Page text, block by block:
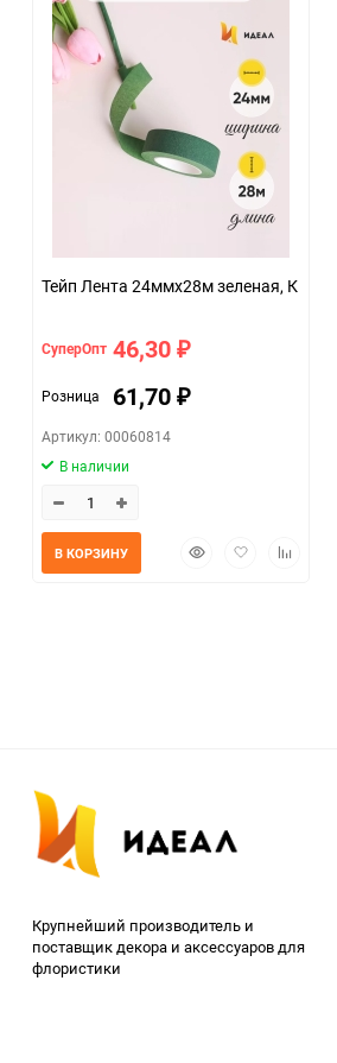
Единица измерения
Тейп Лента 24ммx28м зеленая, К
СуперОпт 46,30 ₽
Розница 61,70 ₽
Артикул: 00060814
В наличии
БыстрыйДобавитьДобавить
В КОРЗИНУ
Крупнейший производитель и
поставщик декора и аксессуаров для
флористики